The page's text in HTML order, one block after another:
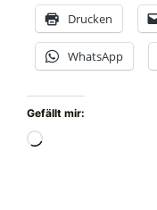
Drucken
WhatsApp
Gefällt mir:
Wird